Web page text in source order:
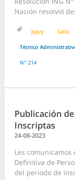
Nación resolvió
Jujuy Salta
Técnico
N° 214
Publicación
Inscriptas
24-08-2023
Les
Definitiva de
del periodo de